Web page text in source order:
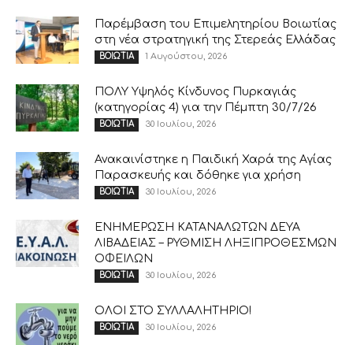
Παρέμβαση του Επιμελητηρίου Βοιωτίας
στη νέα στρατηγική της Στερεάς Ελλάδας
ΒΟΙΩΤΙΑ 1 Αυγούστου, 2026
ΠΟΛΥ Υψηλός Κίνδυνος Πυρκαγιάς
(κατηγορίας 4) για την Πέμπτη 30/7/26
ΒΟΙΩΤΙΑ 30 Ιουλίου, 2026
Ανακαινίστηκε η Παιδική Χαρά της Αγίας
Παρασκευής και δόθηκε για χρήση
ΒΟΙΩΤΙΑ 30 Ιουλίου, 2026
ΕΝΗΜΕΡΩΣΗ ΚΑΤΑΝΑΛΩΤΩΝ ΔΕΥΑ
ΛΙΒΑΔΕΙΑΣ – ΡΥΘΜΙΣΗ ΛΗΞΙΠΡΟΘΕΣΜΩΝ
ΟΦΕΙΛΩΝ
ΒΟΙΩΤΙΑ 30 Ιουλίου, 2026
ΟΛΟΙ ΣΤΟ ΣΥΛΛΑΛΗΤΗΡΙΟ!
ΒΟΙΩΤΙΑ 30 Ιουλίου, 2026